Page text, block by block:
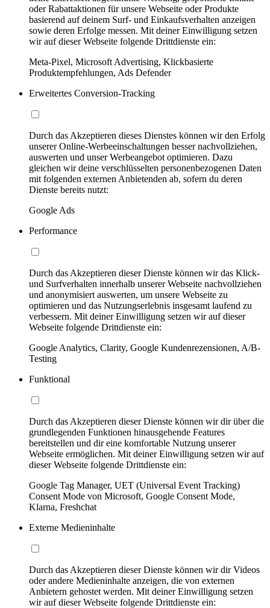
oder Rabattaktionen für unsere Webseite oder Produkte
basierend auf deinem Surf- und Einkaufsverhalten anzeigen
sowie deren Erfolge messen. Mit deiner Einwilligung setzen
wir auf dieser Webseite folgende Drittdienste ein:
Meta-Pixel, Microsoft Advertising, Klickbasierte
Produktempfehlungen, Ads Defender
Erweitertes Conversion-Tracking
Durch das Akzeptieren dieses Dienstes können wir den Erfolg
unserer Online-Werbeeinschaltungen besser nachvollziehen,
auswerten und unser Werbeangebot optimieren. Dazu
gleichen wir deine verschlüsselten personenbezogenen Daten
mit folgenden externen Anbietenden ab, sofern du deren
Dienste bereits nutzt:
Google Ads
Performance
Durch das Akzeptieren dieser Dienste können wir das Klick-
und Surfverhalten innerhalb unserer Webseite nachvollziehen
und anonymisiert auswerten, um unsere Webseite zu
optimieren und das Nutzungserlebnis insgesamt laufend zu
verbessern. Mit deiner Einwilligung setzen wir auf dieser
Webseite folgende Drittdienste ein:
Google Analytics, Clarity, Google Kundenrezensionen, A/B-
Testing
Funktional
Durch das Akzeptieren dieser Dienste können wir dir über die
grundlegenden Funktionen hinausgehende Features
bereitstellen und dir eine komfortable Nutzung unserer
Webseite ermöglichen. Mit deiner Einwilligung setzen wir auf
dieser Webseite folgende Drittdienste ein:
Google Tag Manager, UET (Universal Event Tracking)
Consent Mode von Microsoft, Google Consent Mode,
Klarna, Freshchat
Externe Medieninhalte
Durch das Akzeptieren dieser Dienste können wir dir Videos
oder andere Medieninhalte anzeigen, die von externen
Anbietern gehostet werden. Mit deiner Einwilligung setzen
wir auf dieser Webseite folgende Drittdienste ein: